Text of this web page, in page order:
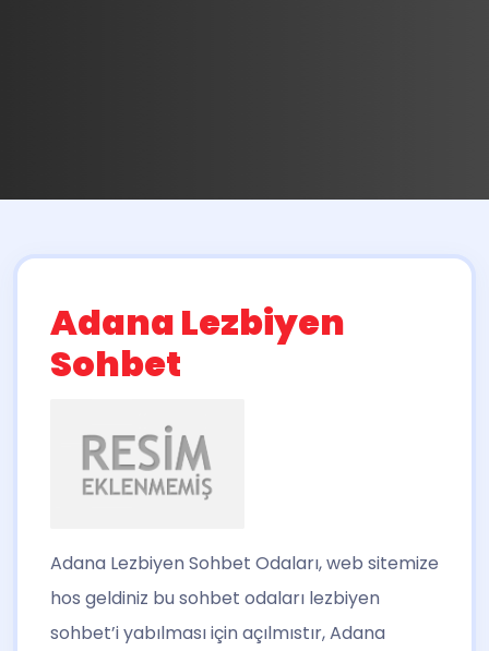
Adana Lezbiyen
Sohbet
Adana Lezbiyen Sohbet Odaları, web sitemize
hos geldiniz bu sohbet odaları lezbiyen
sohbet’i yabılması için açılmıstır, Adana